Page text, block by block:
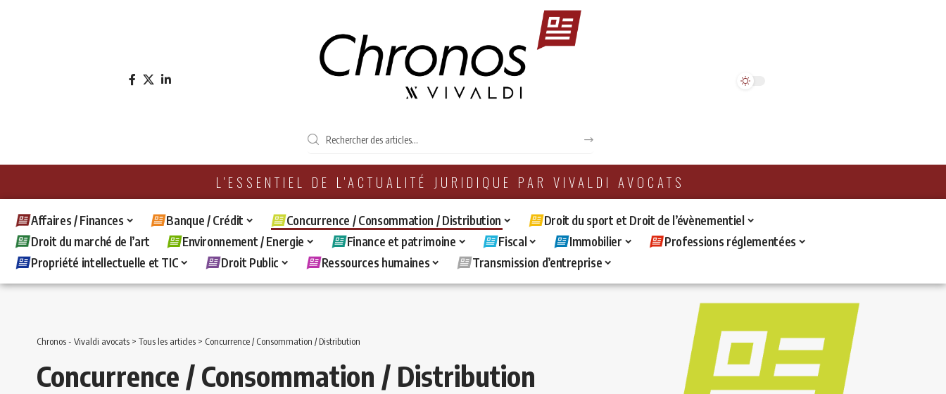
L'ESSENTIEL DE L'ACTUALITÉ JURIDIQUE PAR VIVALDI AVOCATS
Affaires / Finances Banque / Crédit Concurrence / Consommation / Distribution
Droit du sport et Droit de l’évènementiel
Droit du marché de l’art
Environnement / Energie Finance et patrimoine Fiscal Immobilier
Professions réglementées
Propriété intellectuelle et TIC
Droit Public Ressources humaines Transmission d’entreprise
Chronos - Vivaldi avocats > Tous les articles > Concurrence / Consommation / Distribution
Concurrence / Consommation / Distribution